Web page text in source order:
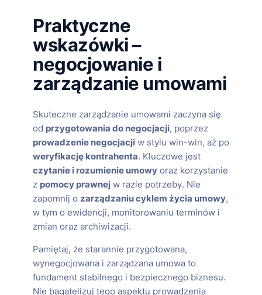
Praktyczne
wskazówki –
negocjowanie i
zarządzanie umowami
Skuteczne zarządzanie umowami zaczyna się
od przygotowania do negocjacji, poprzez
prowadzenie negocjacji w stylu win-win, aż po
weryfikację kontrahenta. Kluczowe jest
czytanie i rozumienie umowy oraz korzystanie
z pomocy prawnej w razie potrzeby. Nie
zapomnij o zarządzaniu cyklem życia umowy,
w tym o ewidencji, monitorowaniu terminów i
zmian oraz archiwizacji.
Pamiętaj, że starannie przygotowana,
wynegocjowana i zarządzana umowa to
fundament stabilnego i bezpiecznego biznesu.
Nie bagatelizuj tego aspektu prowadzenia